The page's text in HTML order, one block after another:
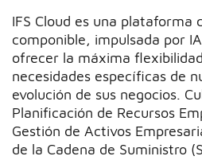
IFS Cloud es una plataforma
componible, impulsada por
ofrecer la máxima
necesidades específicas de
evolución de sus negocios.
Planificación de Recursos
Gestión de Activos
de la Cadena de Suministro